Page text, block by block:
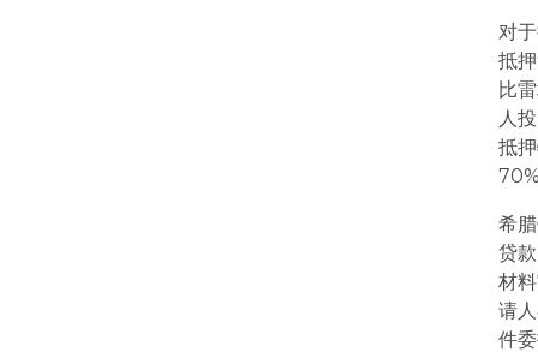
对
抵
比
人
抵
希
贷
材
请
件